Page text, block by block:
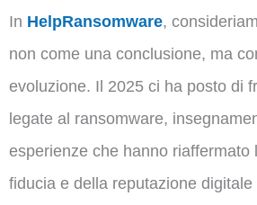
In HelpRansomware,
non come una conclusione, ma
evoluzione. Il 2025 ci ha posto di
legate al ransomware,
esperienze che hanno riaffermato
fiducia e della reputazione